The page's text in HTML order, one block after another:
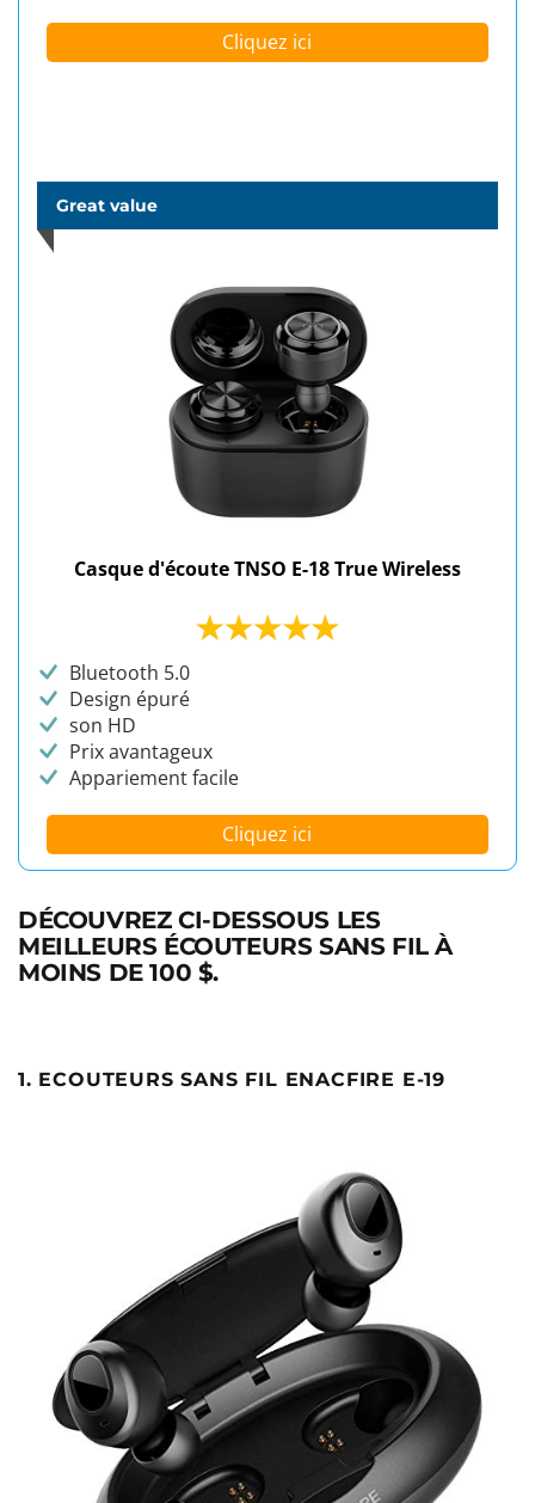
Cliquez ici
Great value
Casque d'écoute TNSO E-18 True Wireless
Bluetooth 5.0
Design épuré
son HD
Prix avantageux
Appariement facile
Cliquez ici
DÉCOUVREZ CI-DESSOUS LES
MEILLEURS ÉCOUTEURS SANS FIL À
MOINS DE 100 $.
1. ECOUTEURS SANS FIL ENACFIRE E-19